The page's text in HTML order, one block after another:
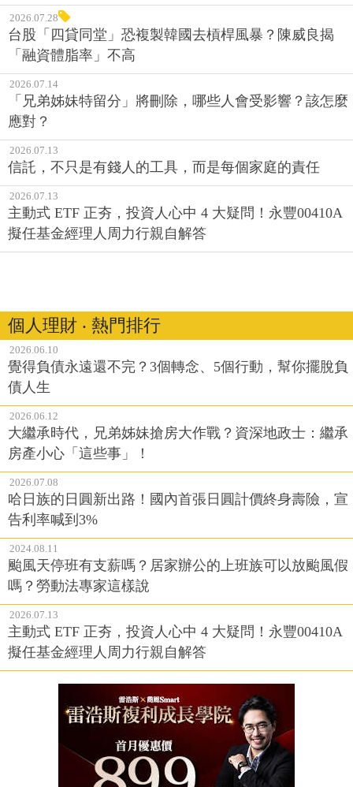
2026.07.28
台股「四貸同堂」恐複製韓國去槓桿風暴？陳威良揭
「融資體脂率」不高
2026.07.14
「兄弟姊妹特留分」將刪除，哪些人會受影響？該怎麼
應對？
2026.07.13
信託，不只是有錢人的工具，而是每個家庭的責任
2026.07.13
主動式 ETF 正夯，投資人心中 4 大疑問！永豐00410A
擬任基金經理人周力行親自解答
個人理財 ‧ 熱門排行
2026.06.10
覺得負債永遠還不完？3個轉念、5個行動，幫你擺脫負
債人生
2026.06.12
大繼承時代，兄弟姊妹搶房大作戰？資深地政士：繼承
房產小心「這些事」！
2026.07.08
哈日族的日圓新出路！國內首張日圓計價終身壽險，宣
告利率喊到3%
2024.08.11
颱風天停班有支薪嗎？居家辦公的上班族可以放颱風假
嗎？勞動法專家這樣說
2026.07.13
主動式 ETF 正夯，投資人心中 4 大疑問！永豐00410A
擬任基金經理人周力行親自解答